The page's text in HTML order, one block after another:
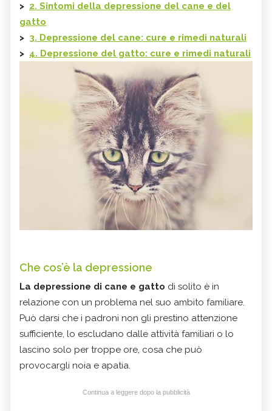
> 2. Sintomi della depressione del cane e del
gatto
> 3. Depressione del cane: cure e rimedi naturali
> 4. Depressione del gatto: cure e rimedi naturali
Che cos’è la depressione
La depressione di cane e gatto di solito è in
relazione con un problema nel suo ambito familiare.
Può darsi che i padroni non gli prestino attenzione
sufficiente, lo escludano dalle attività familiari o lo
lascino solo per troppe ore, cosa che può
provocargli noia e apatia.
Continua a leggere dopo la pubblicità